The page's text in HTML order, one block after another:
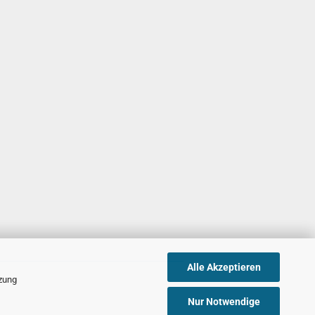
Alle Akzeptieren
Nur Notwendige